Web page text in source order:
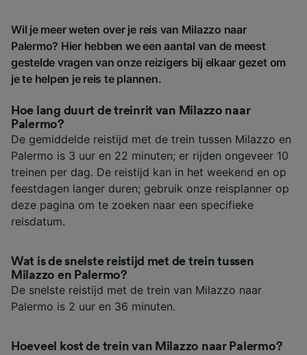
Wil je meer weten over je reis van Milazzo naar
Palermo? Hier hebben we een aantal van de meest
gestelde vragen van onze reizigers bij elkaar gezet om
je te helpen je reis te plannen.
Hoe lang duurt de treinrit van Milazzo naar
Palermo?
De gemiddelde reistijd met de trein tussen Milazzo en
Palermo is 3 uur en 22 minuten; er rijden ongeveer 10
treinen per dag. De reistijd kan in het weekend en op
feestdagen langer duren; gebruik onze reisplanner op
deze pagina om te zoeken naar een specifieke
reisdatum.
Wat is de snelste reistijd met de trein tussen
Milazzo en Palermo?
De snelste reistijd met de trein van Milazzo naar
Palermo is 2 uur en 36 minuten.
Hoeveel kost de trein van Milazzo naar Palermo?